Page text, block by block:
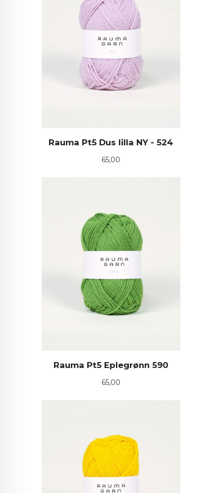
Rauma Pt5 Dus lilla NY - 524
Pris
65,00
Rauma Pt5 Eplegrønn 590
Pris
65,00